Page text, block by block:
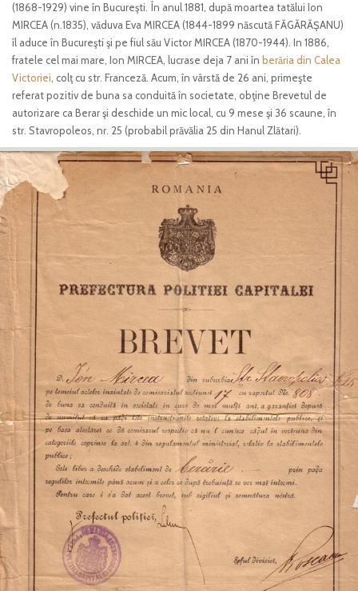
(1868-1929) vine în Bucureşti. În anul 1881, după moartea tatălui Ion
MIRCEA (n.1835), văduva Eva MIRCEA (1844-1899 născută FĂGĂRĂŞANU)
îl aduce în Bucureşti şi pe fiul său Victor MIRCEA (1870-1944). In 1886,
fratele cel mai mare, Ion MIRCEA, lucrase deja 7 ani în berăria din Calea
Victoriei, colţ cu str. Franceză. Acum, în vârstă de 26 ani, primeşte
referat pozitiv de buna sa conduită în societate, obţine Brevetul de
autorizare ca Berar şi deschide un mic local, cu 9 mese şi 36 scaune, în
str. Stavropoleos, nr. 25 (probabil prăvălia 25 din Hanul Zlătari).